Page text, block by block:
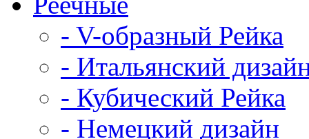
- V-образный Рейка
- Итальянский
- Кубический Рейка
- Немецкий дизайн